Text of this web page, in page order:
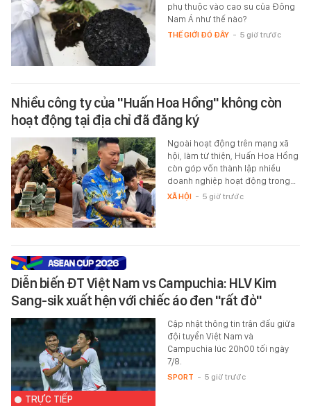
phụ thuộc vào cao su của Đông
Nam Á như thế nào?
THẾ GIỚI ĐÓ ĐÂY - 5 giờ trước
Nhiều công ty của "Huấn Hoa Hồng" không còn
hoạt động tại địa chỉ đã đăng ký
Ngoài hoạt động trên mạng xã
hội, làm từ thiện, Huấn Hoa Hồng
còn góp vốn thành lập nhiều
doanh nghiệp hoạt động trong…
XÃ HỘI - 5 giờ trước
Diễn biến ĐT Việt Nam vs Campuchia: HLV Kim
Sang-sik xuất hện với chiếc áo đen "rất đỏ"
TRỰC TIẾP
Cập nhật thông tin trận đấu giữa
đội tuyển Việt Nam và
Campuchia lúc 20h00 tối ngày
7/8.
SPORT - 5 giờ trước